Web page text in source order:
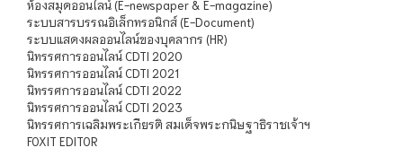
ห้องสมุดออนไลน์ (E-newspaper & E-magazine)
ระบบสารบรรณอิเล็กทรอนิกส์ (E-Document)
ระบบแสดงผลออนไลน์ของบุคลากร (HR)
นิทรรศการออนไลน์ CDTI 2020
นิทรรศการออนไลน์ CDTI 2021
นิทรรศการออนไลน์ CDTI 2022
นิทรรศการออนไลน์ CDTI 2023
นิทรรศการเฉลิมพระเกียรติ สมเด็จพระกนิษฐาธิราชเจ้าฯ
FOXIT EDITOR